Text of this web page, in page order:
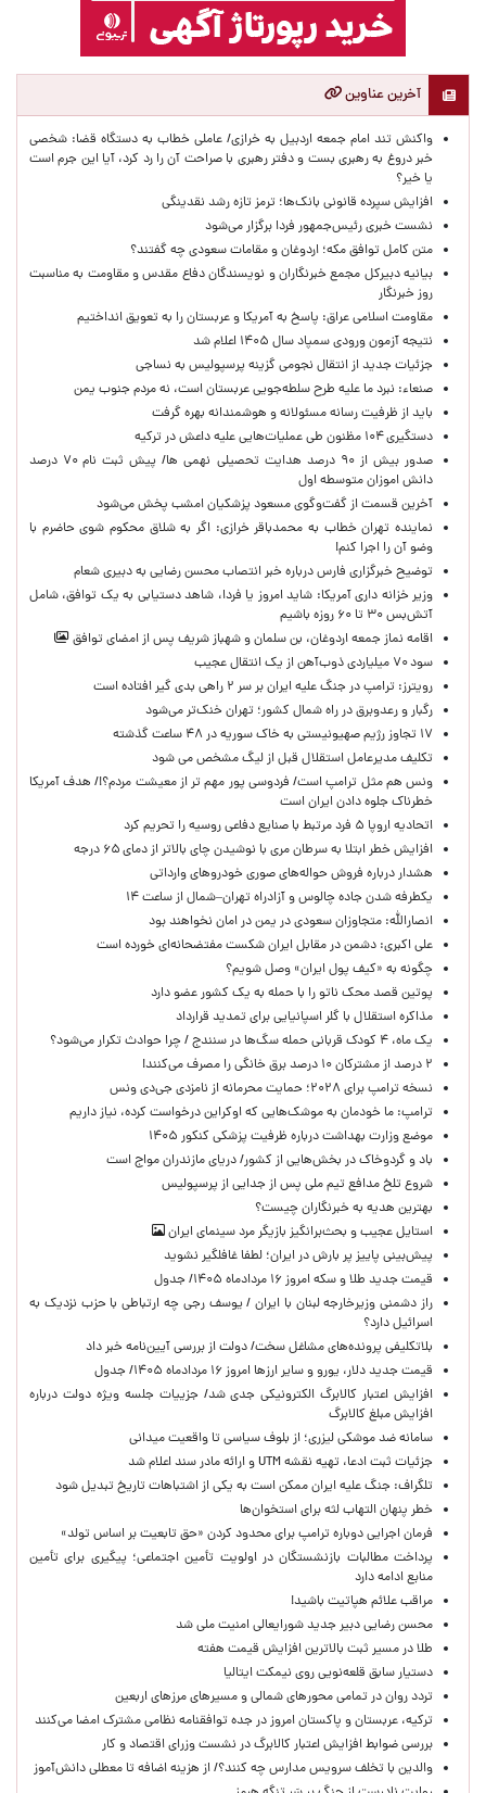
آخرین عناوین
واکنش تند امام جمعه اردبیل به خرازی/ عاملی خطاب به دستگاه قضا: شخصی
خبر دروغ به رهبری بست و دفتر رهبری با صراحت آن را رد کرد، آیا این جرم است
یا خیر؟
افزایش سپرده قانونی بانک‌ها؛ ترمز تازه رشد نقدینگی
نشست خبری رئیس‌جمهور فردا برگزار می‌شود
متن کامل توافق مکه؛ اردوغان و مقامات سعودی چه گفتند؟
بیانیه دبیرکل مجمع خبرنگاران و نویسندگان دفاع مقدس و مقاومت به مناسبت
روز خبرنگار
مقاومت اسلامی عراق: پاسخ به آمریکا و عربستان را به تعویق انداختیم
نتیجه آزمون ورودی سمپاد سال ۱۴۰۵ اعلام شد
جزئیات جدید از انتقال نجومی گزینه پرسپولیس به نساجی
صنعاء: نبرد ما علیه طرح سلطه‌جویی عربستان است، نه مردم جنوب یمن
باید از ظرفیت رسانه مسئولانه و هوشمندانه بهره گرفت
دستگیری ۱۰۴ مظنون طی عملیات‌هایی علیه داعش در ترکیه
صدور بیش از ۹۰ درصد هدایت تحصیلی نهمی ها/ پیش ثبت نام ۷۰ درصد
دانش اموزان متوسطه اول
آخرین قسمت از گفت‌وگوی مسعود پزشکیان امشب پخش می‌شود
نماینده تهران خطاب به محمدباقر خرازی: اگر به شلاق محکوم شوی حاضرم با
وضو آن را اجرا کنم!
توضیح خبرگزاری فارس درباره خبر انتصاب محسن رضایی به دبیری شعام
وزیر خزانه داری آمریکا: شاید امروز یا فردا، شاهد دستیابی به یک توافق، شامل
آتش‌بس ۳۰ تا ۶۰ روزه باشیم
اقامه نماز جمعه اردوغان، بن ‌سلمان و شهباز شریف پس از امضای توافق
سود ۷۰ میلیاردی ذوب‌آهن از یک انتقال عجیب
رویترز: ترامپ در جنگ علیه ایران بر سر ۲ راهی بدی گیر افتاده است
رگبار و رعدوبرق در راه شمال کشور؛ تهران خنک‌تر می‌شود
۱۷ تجاوز رژیم صهیونیستی به خاک سوریه در ۴۸ ساعت گذشته
تکلیف مدیرعامل استقلال قبل از لیگ مشخص می شود
ونس هم مثل ترامپ است/ فردوسی پور مهم تر از معیشت مردم؟!/ هدف آمریکا
خطرناک جلوه دادن ایران است
اتحادیه اروپا ۵ فرد مرتبط با صنایع دفاعی روسیه را تحریم کرد
افزایش خطر ابتلا به سرطان مری با نوشیدن چای بالاتر از دمای ۶۵ درجه
هشدار درباره فروش حواله‌های صوری خودروهای وارداتی
یکطرفه شدن جاده چالوس و آزادراه تهران–شمال از ساعت ۱۴
انصارالله: متجاوزان سعودی در یمن در امان نخواهند بود
علی اکبری: دشمن در مقابل ایران شکست مفتضحانه‌ای خورده است
چگونه به «کیف پول ایران» وصل شویم؟
پوتین قصد محک ناتو را با حمله به یک کشور عضو دارد
مذاکره استقلال با گلر اسپانیایی برای تمدید قرارداد
یک ماه، ۴ کودک قربانی حمله سگ‌ها در سنندج / چرا حوادث تکرار می‌شود؟
۲ درصد از مشترکان ۱۰ درصد برق خانگی را مصرف می‌کنند!
نسخه ترامپ برای ۲۰۲۸؛ حمایت محرمانه از نامزدی جی‌دی ونس
ترامپ: ما خودمان به موشک‌هایی که اوکراین درخواست کرده، نیاز داریم
موضع وزارت بهداشت درباره ظرفیت پزشکی کنکور ۱۴۰۵
باد و گردوخاک در بخش‌هایی از کشور/ دریای مازندران مواج است
شروع تلخ مدافع تیم ملی پس از جدایی از پرسپولیس
بهترین هدیه به خبرنگاران چیست؟
استایل عجیب و بحث‌برانگیز بازیگر مرد سینمای ایران
پیش‌بینی پاییز پر بارش در ایران؛ لطفا غافلگیر نشوید
قیمت جدید طلا و سکه امروز ۱۶ مردادماه ۱۴۰۵/ جدول
راز دشمنی وزیرخارجه لبنان با ایران / یوسف رجی چه ارتباطی با حزب نزدیک به
اسرائیل دارد؟
بلاتکلیفی پرونده‌های مشاغل سخت/ دولت از بررسی آیین‌نامه خبر داد
قیمت جدید دلار، یورو و سایر ارزها امروز ۱۶ مردادماه ۱۴۰۵/ جدول
افزایش اعتبار کالابرگ الکترونیکی جدی شد/ جزییات جلسه ویژه دولت درباره
افزایش مبلغ کالابرگ
سامانه ضد موشکی لیزری؛ از بلوف سیاسی تا واقعیت میدانی
جزئیات ثبت ادعا، تهیه نقشه UTM و ارائه مادر سند اعلام شد
تلگراف: جنگ علیه ایران ممکن است به یکی از اشتباهات تاریخ تبدیل شود
خطر پنهان التهاب لثه برای استخوان‌ها
فرمان اجرایی دوباره ترامپ برای محدود کردن «حق تابعیت بر اساس تولد»
پرداخت مطالبات بازنشستگان در اولویت تأمین اجتماعی؛ پیگیری برای تأمین
منابع ادامه دارد
مراقب علائم هپاتیت باشید!
محسن رضایی دبیر جدید شورایعالی امنیت ملی شد
طلا در مسیر ثبت بالاترین افزایش قیمت هفته
دستیار سابق قلعه‌نویی روی نیمکت ایتالیا
تردد روان در تمامی محورهای شمالی و مسیرهای مرزهای اربعین
ترکیه، عربستان و پاکستان امروز در جده توافقنامه نظامی مشترک امضا می‌کنند
بررسی ضوابط افزایش اعتبار کالابرگ در نشست وزرای اقتصاد و کار
والدین با تخلف سرویس مدارس چه کنند؟/ از هزینه اضافه تا معطلی دانش‌آموز